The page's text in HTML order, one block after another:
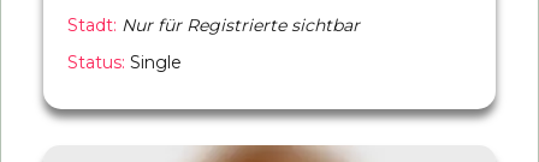
Stadt: Nur für Registrierte sichtbar
Status: Single